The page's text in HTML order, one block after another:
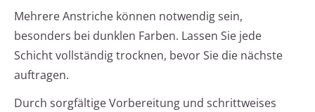
Mehrere Anstriche können notwendig sein,
besonders bei dunklen Farben. Lassen Sie jede
Schicht vollständig trocknen, bevor Sie die nächste
auftragen.
Durch sorgfältige Vorbereitung und schrittweises